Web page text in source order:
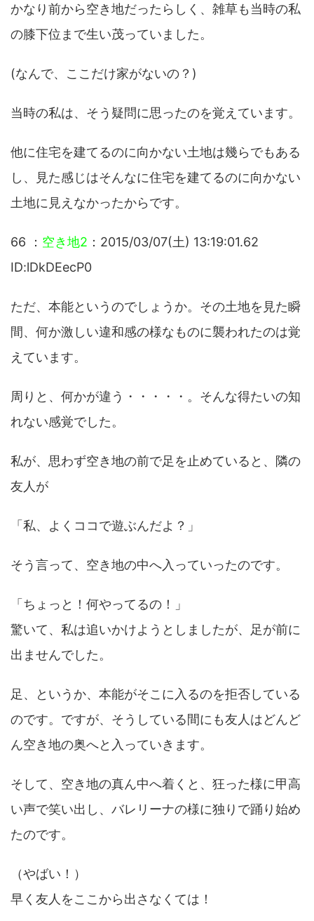
かなり前から空き地だったらしく、雑草も当時の私
の膝下位まで生い茂っていました。
(なんで、ここだけ家がないの？)
当時の私は、そう疑問に思ったのを覚えています。
他に住宅を建てるのに向かない土地は幾らでもある
し、見た感じはそんなに住宅を建てるのに向かない
土地に見えなかったからです。
66 ： 空き地2 ：2015/03/07(土) 13:19:01.62
ID:lDkDEecP0
ただ、本能というのでしょうか。その土地を見た瞬
間、何か激しい違和感の様なものに襲われたのは覚
えています。
周りと、何かが違う・・・・・。そんな得たいの知
れない感覚でした。
私が、思わず空き地の前で足を止めていると、隣の
友人が
「私、よくココで遊ぶんだよ？」
そう言って、空き地の中へ入っていったのです。
「ちょっと！何やってるの！」
驚いて、私は追いかけようとしましたが、足が前に
出ませんでした。
足、というか、本能がそこに入るのを拒否している
のです。ですが、そうしている間にも友人はどんど
ん空き地の奥へと入っていきます。
そして、空き地の真ん中へ着くと、狂った様に甲高
い声で笑い出し、バレリーナの様に独りで踊り始め
たのです。
（やばい！）
早く友人をここから出さなくては！